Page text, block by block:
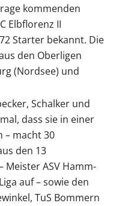
kommenden
Elbflorenz II
Starter bekannt. Die
den Oberligen
(Nordsee) und
Schalker und
dass sie in einer
– macht 30
den 13
ASV Hamm-
auf – sowie den
TuS Bommern